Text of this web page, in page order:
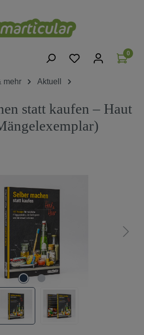
0
mehr
Aktuell
statt kaufen – Haut